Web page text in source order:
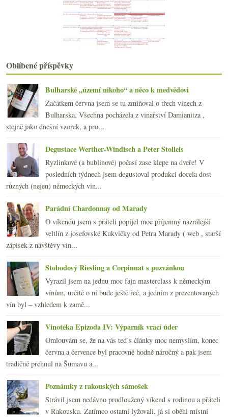
Hans Czerny aktivní ve vinici a líný ve sklepě
Očekávání s Devítkou, Barricadiero a degu sety
Láhev růžovky místo květiny, něžná poznámka a prod...
Jura, Marche a Franciacorta
Bordeaux/Burgundsko a odvěká rivalita
Čtyři ryzlinky a další VOC
Kutnohorský pinot, Sancerre a Rioja
►února(20)
►ledna (21)
► 2014 (254)
2013
2012(254)
►2011(252)
►2010(249)
► 2009 (249)
2008
►2007(108)
Oblíbené příspěvky
Bulharské „území nikoho“ a něco k medvědovi
Začátkem června jsem se tu zmiňoval o třech vínech z
Bulharska. Všechna pocházela z vinařství Damianitza ,
stejně jako dnešní vzorek, a pro...
Degustace Werther-Windisch a Peter Stolleis
Ryzlinkové (a bublinové) počasí zase klepe na dveře! V
posledních týdnech jsem degustoval produkci docela dost
různých (nejen) německých vin...
Parádní Chardonnay od Marady
O víkendu jsem s přáteli popíjel moc příjemný nazrálejší
veltlín z josefovské Kukvičky od Petra Marady ( web , starší
zápisek z návštěvy vin...
Stobodový Riesling a Corpinnat s pozvánkou
Vyrazil jsem na jednu moc fajn masterclass k německým
vínům, určitě o ní bude ještě řeč, a jedním z prezentovaných
vín byl – vzhledem k zamě...
Vinotéka Epizoda IV: Výparník vrací úder
Omlouvám se, že na vás teď s články moc nemyslím, konec
června a července byl pracovně hodně náročný a pak jsem
tradičně prchnul na Šumavu a...
Poznámky z rakouských sámošek
Strávil jsem nedávno prodloužený víkend s rodinou a přáteli
v Rakousku. Zatímco ostatní lyžovali, já si oběhl místní